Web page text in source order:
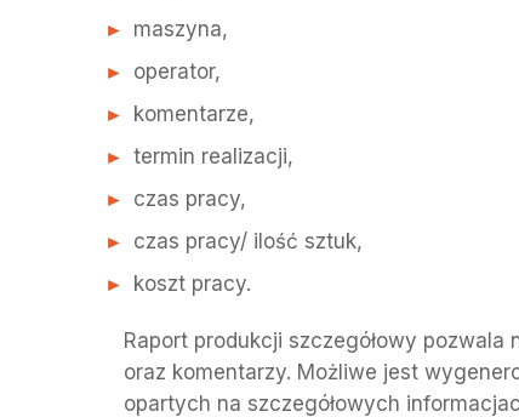
maszyna,
operator,
komentarze,
termin realizacji,
czas pracy,
czas pracy/ ilość sztuk,
koszt pracy.
Raport produkcji szczegółowy
oraz komentarzy. Możliwe jest
opartych na szczegółowych